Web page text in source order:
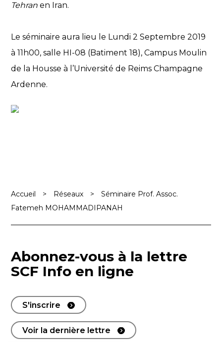
Tehran en Iran.
Le séminaire aura lieu le Lundi 2 Septembre 2019
à 11h00, salle HI-08 (Batiment 18), Campus Moulin
de la Housse à l’Université de Reims Champagne
Ardenne.
Accueil > Réseaux >
Séminaire Prof. Assoc.
Fatemeh MOHAMMADIPANAH
Abonnez-vous à la lettre
SCF Info en ligne
S'inscrire
Voir la dernière lettre